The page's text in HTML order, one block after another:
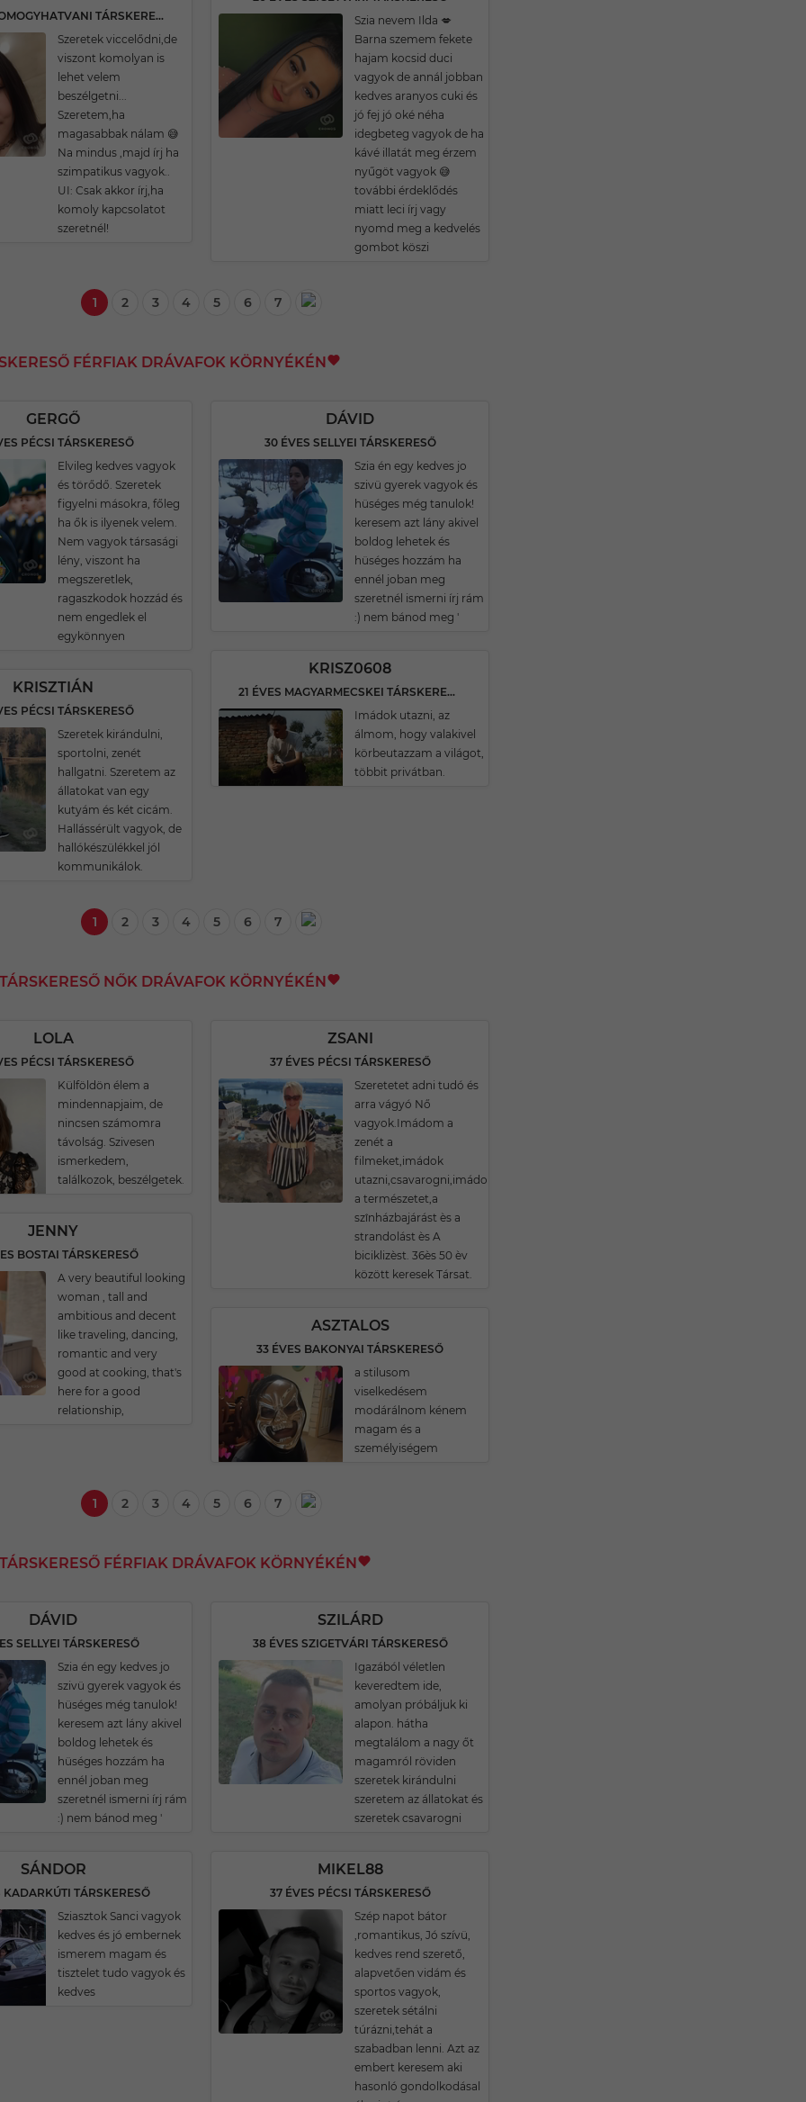
20 ÉVES SOMOGYHATVANI TÁRSKERESŐ
Szeretek viccelődni,de
viszont komolyan is
lehet velem
beszélgetni...
Szeretem,ha
magasabbak nálam 😅
Na mindus ,majd írj ha
szimpatikus vagyok..
UI: Csak akkor írj,ha
komoly kapcsolatot
szeretnél!
Szia nevem Ilda 💋
Barna szemem fekete
hajam kocsid duci
vagyok de annál jobban
kedves aranyos cuki és
jó fej jó oké néha
idegbeteg vagyok de ha
kávé illatát meg érzem
nyűgöt vagyok 😅
további érdeklődés
miatt leci írj vagy
nyomd meg a kedvelés
gombot köszi
1 2 3 4 5 6 7
FÉRFIAK DRÁVAFOK KÖRNYÉKÉN
GERGŐ
PÉCSI TÁRSKERESŐ
Elvileg kedves vagyok
és törődő. Szeretek
figyelni másokra, főleg
ha ők is ilyenek velem.
Nem vagyok társasági
lény, viszont ha
megszeretlek,
ragaszkodok hozzád és
nem engedlek el
egykönnyen
KRISZTIÁN
PÉCSI TÁRSKERESŐ
Szeretek kirándulni,
sportolni, zenét
hallgatni. Szeretem az
állatokat van egy
kutyám és két cicám.
Hallássérült vagyok, de
hallókészülékkel jól
kommunikálok.
DÁVID
30 ÉVES SELLYEI TÁRSKERESŐ
Szia én egy kedves jo
szivü gyerek vagyok és
hüséges még tanulok!
keresem azt lány akivel
boldog lehetek és
hüséges hozzám ha
ennél joban meg
szeretnél ismerni írj rám
:) nem bánod meg '
KRISZ0608
21 ÉVES MAGYARMECSKEI TÁRSKERESŐ
Imádok utazni, az
álmom, hogy valakivel
körbeutazzam a világot,
többit privátban.
1 2 3 4 5 6 7
NŐK DRÁVAFOK KÖRNYÉKÉN
LOLA
PÉCSI TÁRSKERESŐ
Külföldön élem a
mindennapjaim, de
nincsen számomra
távolság. Szivesen
ismerkedem,
találkozok, beszélgetek.
JENNY
BOSTAI TÁRSKERESŐ
A very beautiful looking
woman , tall and
ambitious and decent
like traveling, dancing,
romantic and very
good at cooking, that's
here for a good
relationship,
ZSANI
37 ÉVES PÉCSI TÁRSKERESŐ
Szeretetet adni tudó és
arra vágyó Nő
vagyok.Imádom a
zenét a
filmeket,imádok
utazni,csavarogni,imádom
a természetet,a
szînházbajárást ès a
strandolást ès A
biciklizèst. 36ès 50 èv
között keresek Társat.
ASZTALOS
33 ÉVES BAKONYAI TÁRSKERESŐ
a stilusom
viselkedésem
modárálnom kénem
magam és a
személyiségem
1 2 3 4 5 6 7
FÉRFIAK DRÁVAFOK KÖRNYÉKÉN
DÁVID
SELLYEI TÁRSKERESŐ
Szia én egy kedves jo
szivü gyerek vagyok és
hüséges még tanulok!
keresem azt lány akivel
boldog lehetek és
hüséges hozzám ha
ennél joban meg
szeretnél ismerni írj rám
:) nem bánod meg '
SÁNDOR
KADARKÚTI TÁRSKERESŐ
Sziasztok Sanci vagyok
kedves és jó embernek
ismerem magam és
tisztelet tudo vagyok és
kedves
SZILÁRD
38 ÉVES SZIGETVÁRI TÁRSKERESŐ
Igazából véletlen
keveredtem ide,
amolyan próbáljuk ki
alapon. hátha
megtalálom a nagy őt
magamról röviden
szeretek kirándulni
szeretem az állatokat és
szeretek csavarogni
MIKEL88
37 ÉVES PÉCSI TÁRSKERESŐ
Szép napot bátor
,romantikus, Jó szívü,
kedves rend szerető,
alapvetően vidám és
sportos vagyok,
szeretek sétálni
túrázni,tehát a
szabadban lenni. Azt az
embert keresem aki
hasonló gondolkodásal